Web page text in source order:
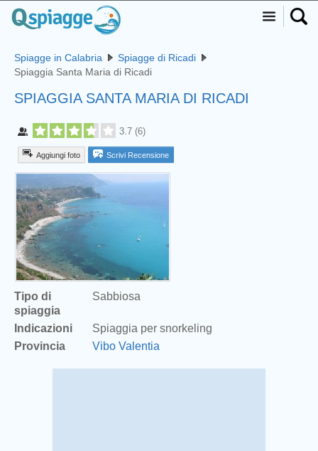
Spiagge in Calabria
Spiagge di Ricadi
Spiaggia Santa Maria di Ricadi
SPIAGGIA SANTA MARIA DI RICADI
3.7 (6)
Aggiungi foto Scrivi Recensione
Tipo di
spiaggia
Sabbiosa
Indicazioni
Spiaggia per snorkeling
Provincia
Vibo Valentia